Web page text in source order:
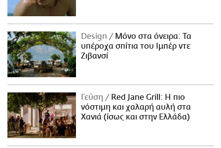
Design
Μόνο στα όνειρα: Τα
υπέροχα σπίτια του Ιμπέρ ντε
Ζιβανσί
Γεύση
Red Jane Grill: Η πιο
νόστιμη και χαλαρή αυλή στα
Χανιά (ίσως και στην Ελλάδα)